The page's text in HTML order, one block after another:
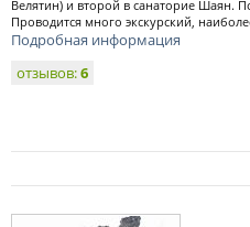
Велятин) и второй в санаторие Шаян.
Проводится много экскурский,
Подробная информация
отзывов:6